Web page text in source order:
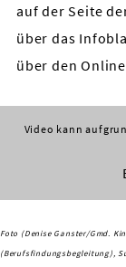
auf der Seite
über das
über den
Video kann
Foto (Denise Ganster/Gmd.
(Berufsfindungsbegleitung),